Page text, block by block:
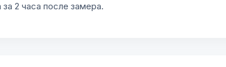
2 часа после замера.